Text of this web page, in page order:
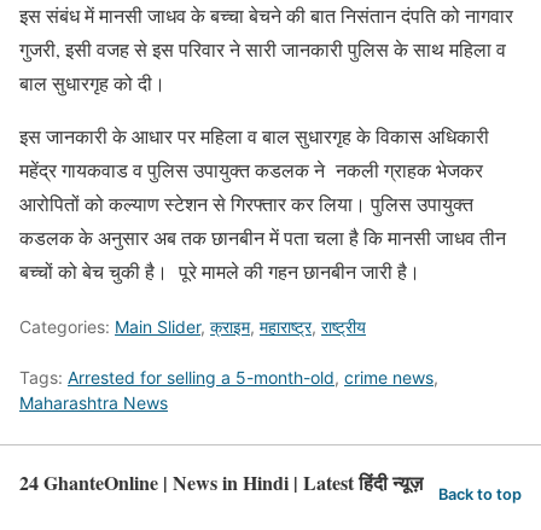
इस संबंध में मानसी जाधव के बच्चा बेचने की बात निसंतान दंपति को नागवार
गुजरी, इसी वजह से इस परिवार ने सारी जानकारी पुलिस के साथ महिला व
बाल सुधारगृह को दी।
इस जानकारी के आधार पर महिला व बाल सुधारगृह के विकास अधिकारी
महेंद्र गायकवाड व पुलिस उपायुक्त कडलक ने नकली ग्राहक भेजकर
आरोपितों को कल्याण स्टेशन से गिरफ्तार कर लिया। पुलिस उपायुक्त
कडलक के अनुसार अब तक छानबीन में पता चला है कि मानसी जाधव तीन
बच्चों को बेच चुकी है। पूरे मामले की गहन छानबीन जारी है।
Categories: Main Slider, क्राइम, महाराष्ट्र, राष्ट्रीय
Tags: Arrested for selling a 5-month-old, crime news,
Maharashtra News
24 GhanteOnline | News in Hindi | Latest हिंदी न्यूज़ Back to top